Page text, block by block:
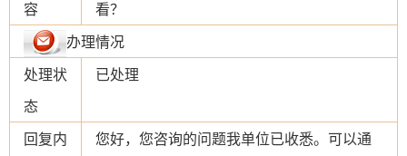
容
看？
办理情况
处理状
态
已处理
回复内
您好，您咨询的问题我单位已收悉。可以通